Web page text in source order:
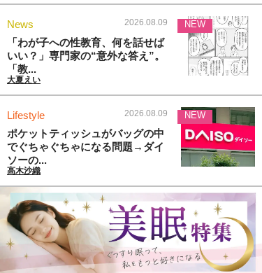
News 2026.08.09
「わが子への性教育、何を話せば
いい？」専門家の“意外な答え”。
「教...
大夏えい
NEW
Lifestyle 2026.08.09
ポケットティッシュがバッグの中
でぐちゃぐちゃになる問題→ダイ
ソーの...
高木沙織
NEW